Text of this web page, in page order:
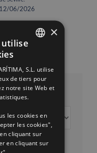
12/06/2026
ENGLISH
FRENCH
×
utilise
S.L. utilise
de tiers pour
notre site Web et
les cookies en
les cookies",
cliquant sur
en cliquant sur